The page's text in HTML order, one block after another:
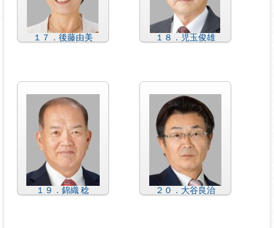
１７．後藤由美 １８．児玉俊雄
１９．錦織 稔 ２０．大谷良治